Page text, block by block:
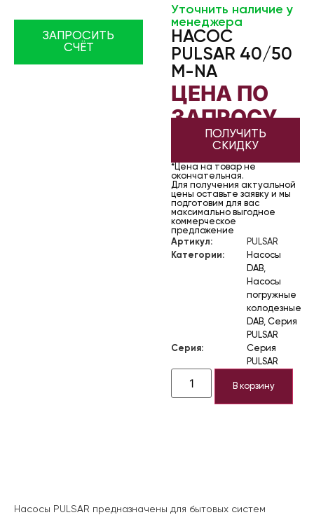
ЗАПРОСИТЬ
СЧЁТ
Уточнить наличие у
менеджера
НАСОС
PULSAR 40/50
M-NA
ЦЕНА ПО
ЗАПРОСУ
ПОЛУЧИТЬ
СКИДКУ
*Цена на товар не
окончательная.
Для получения актуальной
цены оставьте заявку и мы
подготовим для вас
максимально выгодное
коммерческое
предложение
Артикул:
PULSAR
Категории:
Насосы
DAB,
Насосы
погружные
колодезные
DAB, Серия
PULSAR
Серия:
Серия
PULSAR
В корзину
Насосы PULSAR предназначены для бытовых систем